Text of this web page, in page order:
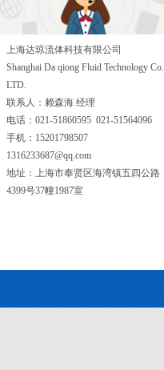
上海达琼流体科技有限公司
Shanghai Da qiong Fluid Technology Co.
LTD.
联系人：赖森海 经理
电话：021-51860595 021-51564096
手机：15201798507
1316233687@qq.com
地址：上海市奉贤区海湾镇五四公路
4399号37幢1987室